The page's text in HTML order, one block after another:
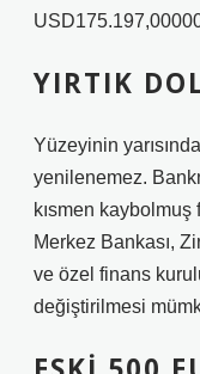
YIRTIK
Yüzeyinin
yenilenemez.
kısmen kaybolmuş
Merkez Bankası,
ve özel finans
değiştirilmesi